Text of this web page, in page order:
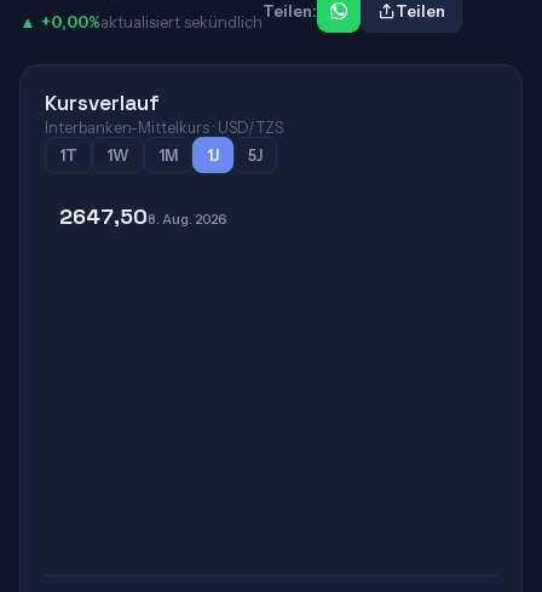
▲ +0,00%aktualisiert sekündlich
Teilen: Teilen
Kursverlauf
Interbanken-Mittelkurs · USD/TZS
1T
1W 1M 1J 5J
2647,508. Aug. 2026